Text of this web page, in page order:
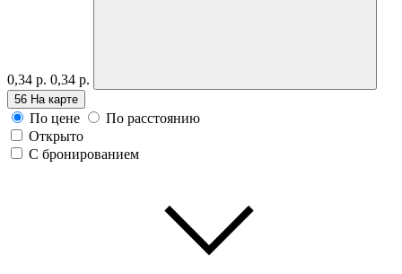
0,34 р. 0,34 р.
56 На карте
По цене
По расстоянию
Открыто
С бронированием